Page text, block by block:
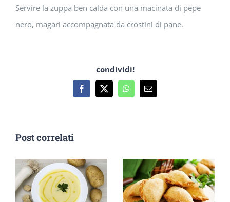
Servire la zuppa ben calda con una macinata di pepe
nero, magari accompagnata da crostini di pane.
condividi!
Facebook
X WhatsApp
Email
Post correlati